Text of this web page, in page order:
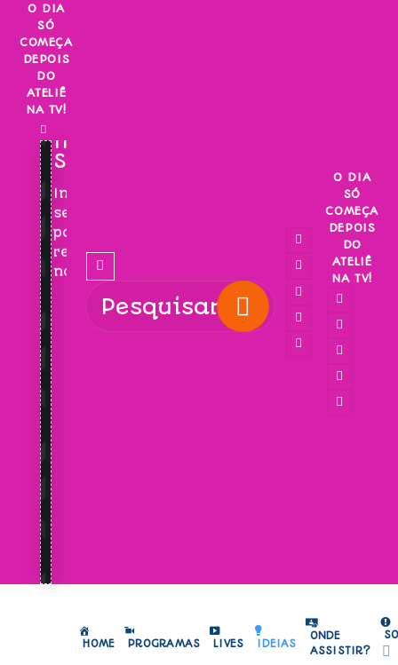
Skip
content
O DIA
SÓ
COMEÇA
DEPOIS
DO
ATELIÊ
NA TV!
INSCREVA-
SE!
Inscreva-
se
para
receber
novidades!
O DIA
SÓ
COMEÇA
DEPOIS
DO
ATELIÊ
NA TV!
HOME PROGRAMAS LIVES IDEIAS
ONDE
ASSISTIR?